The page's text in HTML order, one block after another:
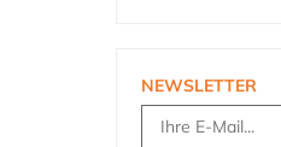
NEWSLETTER